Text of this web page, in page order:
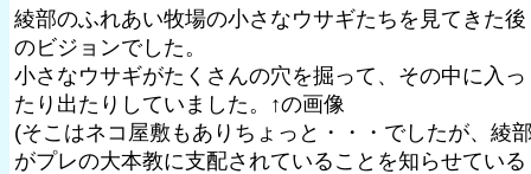
綾部のふれあい牧場の小さなウサギたちを見てきた後
のビジョンでした。
小さなウサギがたくさんの穴を掘って、その中に入っ
たり出たりしていました。↑の画像
(そこはネコ屋敷もありちょっと・・・でしたが、綾
がプレの大本教に支配されていることを知らせている